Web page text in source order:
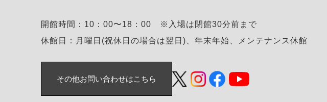
開館時間：10：00〜18：00 ※入場は閉館30分前まで
休館日：月曜日(祝休日の場合は翌日)、年末年始、メンテナンス休館
その他お問い合わせはこちら